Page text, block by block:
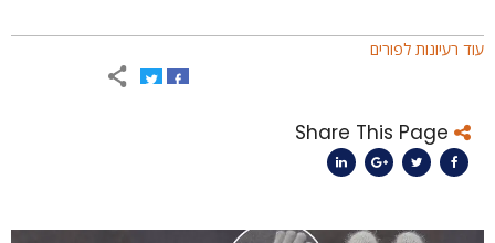
רעיונות לפורים
Share This Page